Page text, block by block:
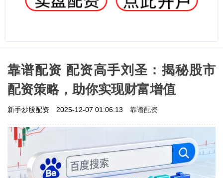
靠谱配资 配资高手刘圣：揭秘股市
配资策略，助你实现财富增值
新手炒股配资 2025-12-07 01:06:13 靠谱配资